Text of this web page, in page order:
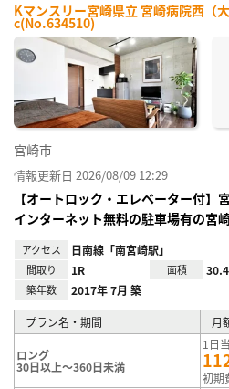
Kマンスリー宮崎県立 宮崎病院西（
c(No.634510)
宮崎市
情報更新日 2026/08/09 12:29
【オートロック・エレベーター付】
インターネット無料の駐車場有の宮
アクセス 日南線「南宮崎駅」
間取り 1R 面積
築年数 2017年 7月 築
プラン名・期間 月
ロング
30日以上～360日未満
1日
初期